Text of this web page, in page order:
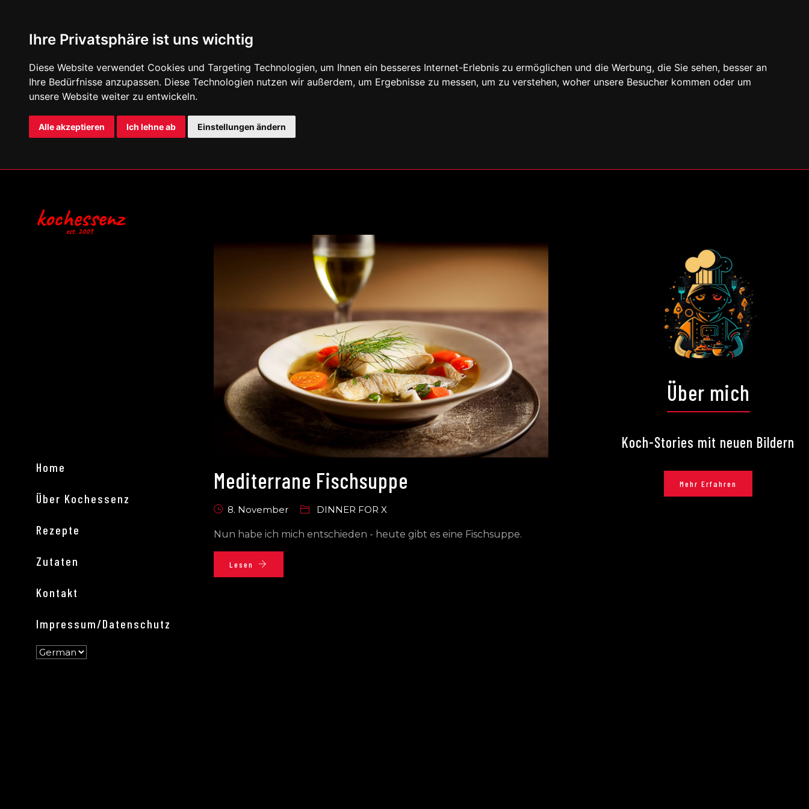
Ihre Privatsphäre ist uns wichtig
Diese Website verwendet Cookies und Targeting Technologien, um Ihnen ein besseres Internet-Erlebnis zu ermöglichen und die Werbung, die Sie sehen, besser an
Ihre Bedürfnisse anzupassen. Diese Technologien nutzen wir außerdem, um Ergebnisse zu messen, um zu verstehen, woher unsere Besucher kommen oder um
unsere Website weiter zu entwickeln.
Alle akzeptieren Ich lehne ab Einstellungen ändern
Home
Über Kochessenz
Rezepte
Zutaten
Kontakt
Impressum/Datenschutz
Mediterrane Fischsuppe
8. November DINNER FOR X
Nun habe ich mich entschieden - heute gibt es eine Fischsuppe.
Lesen
Über mich
Koch-Stories mit neuen Bildern
Mehr Erfahren